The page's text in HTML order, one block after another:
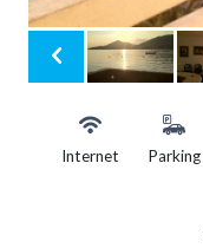
Internet Parking